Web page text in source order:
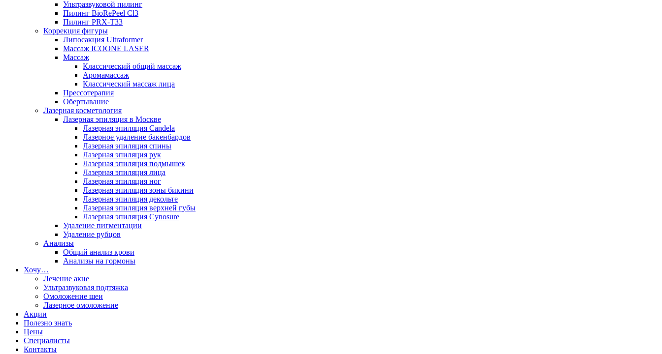
Ультразвуковой пилинг
Пилинг BioRePeel Cl3
Пилинг PRX-T33
Коррекция фигуры
Липосакция Ultraformer
Массаж ICOONE LASER
Массаж
Классический общий массаж
Аромамассаж
Классический массаж лица
Прессотерапия
Обертывание
Лазерная косметология
Лазерная эпиляция в Москве
Лазерная эпиляция Candela
Лазерное удаление бакенбардов
Лазерная эпиляция спины
Лазерная эпиляция рук
Лазерная эпиляция подмышек
Лазерная эпиляция лица
Лазерная эпиляция ног
Лазерная эпиляция зоны бикини
Лазерная эпиляция декольте
Лазерная эпиляция верхней губы
Лазерная эпиляция Cynosure
Удаление пигментации
Удаление рубцов
Анализы
Общий анализ крови
Анализы на гормоны
Хочу…
Лечение акне
Ультразвуковая подтяжка
Омоложение шеи
Лазерное омоложение
Акции
Полезно знать
Цены
Специалисты
Контакты